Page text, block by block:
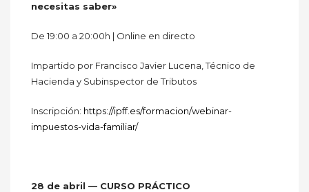
necesitas saber»
De 19:00 a 20:00h | Online en directo
Impartido por Francisco Javier Lucena, Técnico de
Hacienda y Subinspector de Tributos
Inscripción: https://ipff.es/formacion/webinar-
impuestos-vida-familiar/
28 de abril — CURSO PRÁCTICO